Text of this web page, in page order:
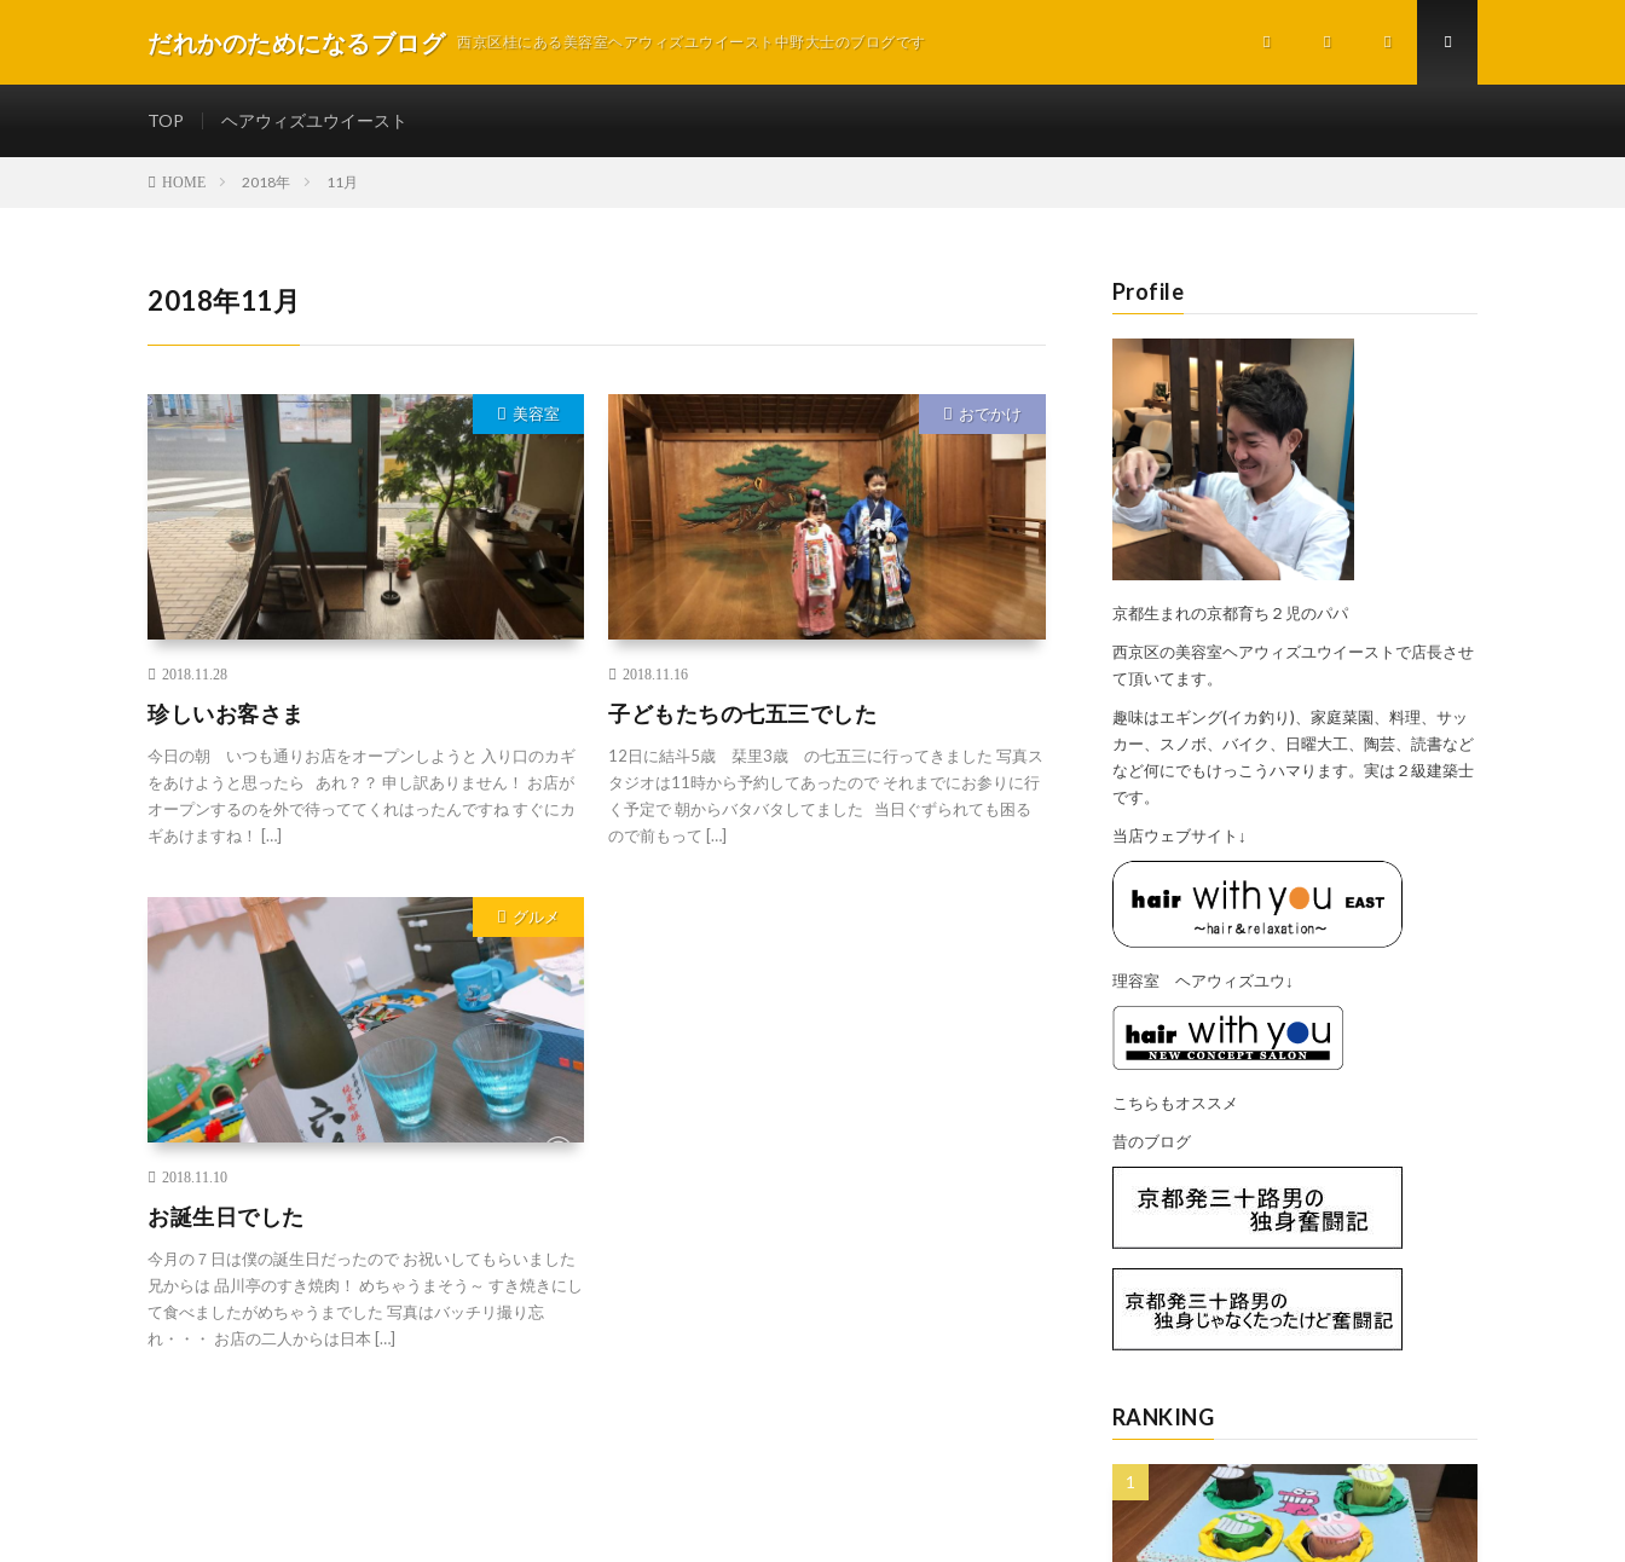
だれかのためになるブログ 西京区桂にある美容室ヘアウィズユウイースト中野大士のブログです
TOP ヘアウィズユウイースト
HOME 2018年 11月
2018年11月
美容室
2018.11.28
珍しいお客さま
今日の朝 いつも通りお店をオープンしようと 入り口のカギ
をあけようと思ったら あれ？？ 申し訳ありません！ お店が
オープンするのを外で待っててくれはったんですね すぐにカ
ギあけますね！ […]
おでかけ
2018.11.16
子どもたちの七五三でした
12日に結斗5歳 栞里3歳 の七五三に行ってきました 写真ス
タジオは11時から予約してあったので それまでにお参りに行
く予定で 朝からバタバタしてました 当日ぐずられても困る
ので前もって […]
グルメ
2018.11.10
お誕生日でした
今月の７日は僕の誕生日だったので お祝いしてもらいました
兄からは 品川亭のすき焼肉！ めちゃうまそう～ すき焼きにし
て食べましたがめちゃうまでした 写真はバッチリ撮り忘
れ・・・ お店の二人からは日本 […]
Profile
京都生まれの京都育ち２児のパパ
西京区の美容室ヘアウィズユウイーストで店長させ
て頂いてます。
趣味はエギング(イカ釣り)、家庭菜園、料理、サッ
カー、スノボ、バイク、日曜大工、陶芸、読書など
など何にでもけっこうハマります。実は２級建築士
です。
当店ウェブサイト↓
理容室 ヘアウィズユウ↓
こちらもオススメ
昔のブログ
RANKING